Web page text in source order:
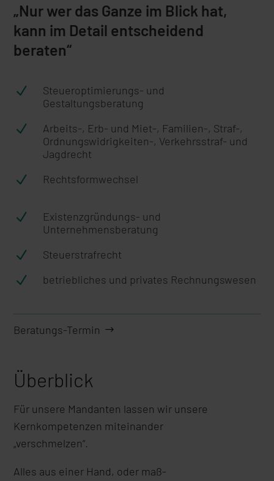
„Nur wer das Ganze im Blick hat,
kann im Detail entscheidend
beraten“
N
Steueroptimierungs- und
Gestaltungsberatung
N
Arbeits-, Erb- und Miet-, Familien-, Straf-,
Ordnungswidrigkeiten-, Verkehrsstraf- und
Jagdrecht
N Rechtsformwechsel
N
Existenzgründungs- und
Unternehmensberatung
N Steuerstrafrecht
N betriebliches und privates Rechnungswesen
Beratungs-Termin
Überblick
Für unsere Mandanten lassen wir unsere
Kernkompetenzen miteinander
„verschmelzen“.
Alles aus einer Hand, oder maß-